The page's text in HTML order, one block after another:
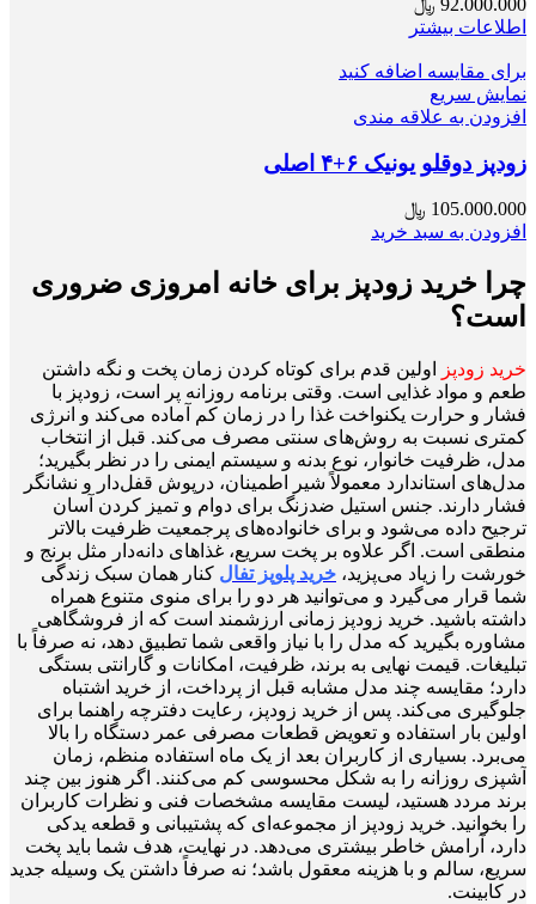
92.000.000 ﷼
اطلاعات بیشتر
برای مقایسه اضافه کنید
نمایش سریع
افزودن به علاقه مندی
زودپز دوقلو یونیک ۶+۴ اصلی
105.000.000 ﷼
افزودن به سبد خرید
چرا خرید زودپز برای خانه امروزی ضروری
است؟
خرید زودپز
اولین قدم برای کوتاه کردن زمان پخت و نگه داشتن
طعم و مواد غذایی است. وقتی برنامه روزانه پر است، زودپز با
فشار و حرارت یکنواخت غذا را در زمان کم آماده می‌کند و انرژی
کمتری نسبت به روش‌های سنتی مصرف می‌کند. قبل از انتخاب
مدل، ظرفیت خانوار، نوع بدنه و سیستم ایمنی را در نظر بگیرید؛
مدل‌های استاندارد معمولاً شیر اطمینان، درپوش قفل‌دار و نشانگر
فشار دارند. جنس استیل ضدزنگ برای دوام و تمیز کردن آسان
ترجیح داده می‌شود و برای خانواده‌های پرجمعیت ظرفیت بالاتر
منطقی است. اگر علاوه بر پخت سریع، غذاهای دانه‌دار مثل برنج و
خورشت را زیاد می‌پزید، خرید پلوپز تفال کنار همان سبک زندگی
شما قرار می‌گیرد و می‌توانید هر دو را برای منوی متنوع همراه
داشته باشید. خرید زودپز زمانی ارزشمند است که از فروشگاهی
مشاوره بگیرید که مدل را با نیاز واقعی شما تطبیق دهد، نه صرفاً با
تبلیغات. قیمت نهایی به برند، ظرفیت، امکانات و گارانتی بستگی
دارد؛ مقایسه چند مدل مشابه قبل از پرداخت، از خرید اشتباه
جلوگیری می‌کند. پس از خرید زودپز، رعایت دفترچه راهنما برای
اولین بار استفاده و تعویض قطعات مصرفی عمر دستگاه را بالا
می‌برد. بسیاری از کاربران بعد از یک ماه استفاده منظم، زمان
آشپزی روزانه را به شکل محسوسی کم می‌کنند. اگر هنوز بین چند
برند مردد هستید، لیست مقایسه مشخصات فنی و نظرات کاربران
را بخوانید. خرید زودپز از مجموعه‌ای که پشتیبانی و قطعه یدکی
دارد، آرامش خاطر بیشتری می‌دهد. در نهایت، هدف شما باید پخت
سریع، سالم و با هزینه معقول باشد؛ نه صرفاً داشتن یک وسیله جدید
در کابینت.